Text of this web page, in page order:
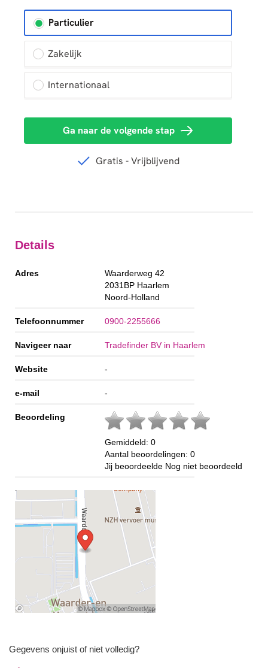
Details
Adres
Waarderweg 42
2031BP Haarlem
Noord-Holland
Telefoonnummer 0900-2255666
Navigeer naar Tradefinder BV in Haarlem
Website -
e-mail -
Beoordeling
Gemiddeld: 0
Aantal beoordelingen: 0
Jij beoordeelde Nog niet beoordeeld
Gegevens onjuist of niet volledig?